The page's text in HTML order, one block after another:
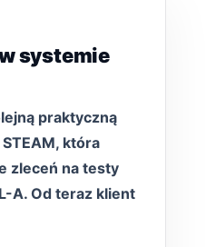
systemie
praktyczną
która
zleceń na testy
A. Od teraz klient